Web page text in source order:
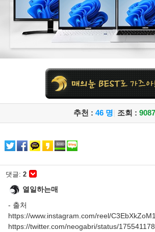
추천 : 46 명 조회 : 9087
댓글: 2
열일하는매
- 출처
https://www.instagram.com/reel/
https://twitter.com/neogabri/status/